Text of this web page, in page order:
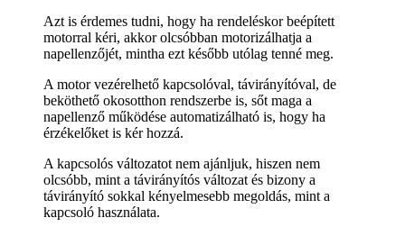
Azt is érdemes tudni, hogy ha rendeléskor beépített
motorral kéri, akkor olcsóbban motorizálhatja a
napellenzőjét, mintha ezt később utólag tenné meg.
A motor vezérelhető kapcsolóval, távirányítóval, de
beköthető okosotthon rendszerbe is, sőt maga a
napellenző működése automatizálható is, hogy ha
érzékelőket is kér hozzá.
A kapcsolós változatot nem ajánljuk, hiszen nem
olcsóbb, mint a távirányítós változat és bizony a
távirányító sokkal kényelmesebb megoldás, mint a
kapcsoló használata.